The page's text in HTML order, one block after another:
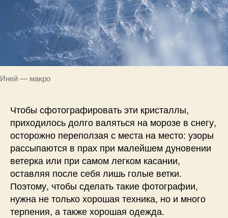
Иней — макро
Чтобы сфотографировать эти кристаллы,
приходилось долго валяться на морозе в снегу,
осторожно переползая с места на место: узоры
рассыпаются в прах при малейшем дуновении
ветерка или при самом легком касании,
оставляя после себя лишь голые ветки.
Поэтому, чтобы сделать такие фотографии,
нужна не только хорошая техника, но и много
терпения, а также хорошая одежда.